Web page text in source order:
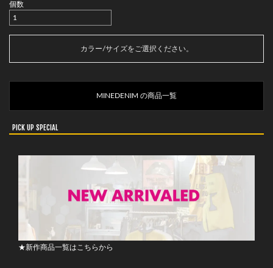
個数
カートに入れる
カラー/サイズをご選択ください。
MINEDENIM の商品一覧
PICK UP SPECIAL
★新作商品一覧はこちらから